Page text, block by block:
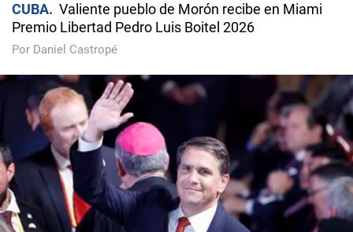
CUBA
Valiente pueblo de Morón recibe en Miami
Premio Libertad Pedro Luis Boitel 2026
Por Daniel Castropé